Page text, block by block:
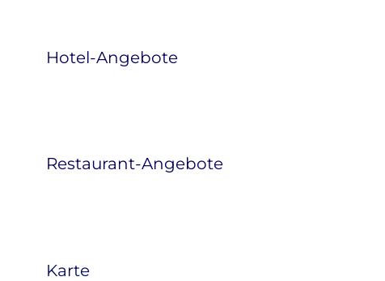
Hotel-Angebote
Restaurant-Angebote
Karte